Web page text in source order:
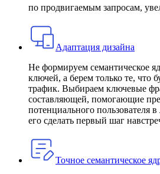
по продвигаемым запросам,
Адаптация дизайна
Не формируем семантическое
ключей, а берем только те, что
трафик. Выбираем ключевые
составляющей, помогающие
потенциального пользователя в
его сделать первый шаг
Точное семантическое